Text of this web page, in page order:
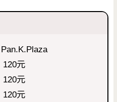
元
元
元